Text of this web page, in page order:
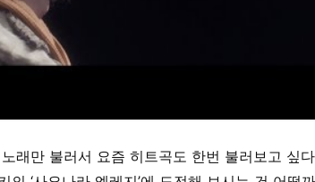
래만 불러서 요즘 히트곡도 한번 불러보고 싶